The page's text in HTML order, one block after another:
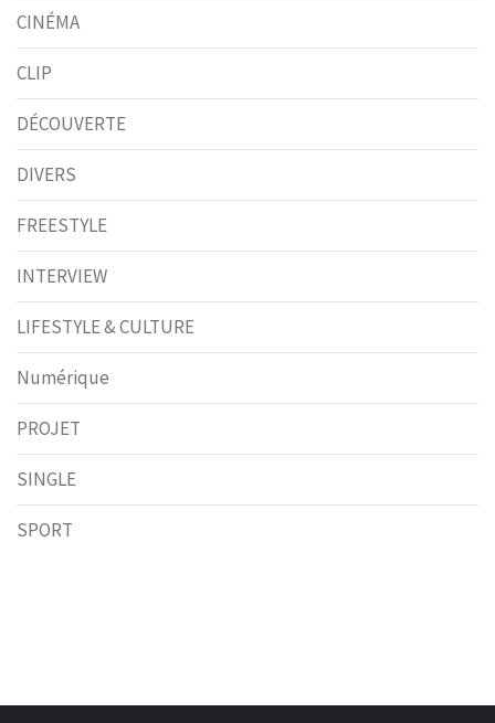
CINÉMA
CLIP
DÉCOUVERTE
DIVERS
FREESTYLE
INTERVIEW
LIFESTYLE & CULTURE
Numérique
PROJET
SINGLE
SPORT